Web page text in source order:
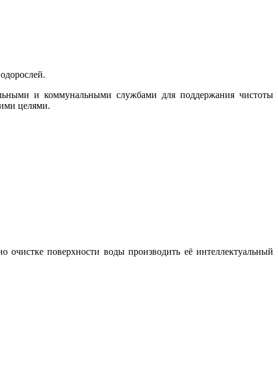
и коммунальными службами для поддержания чистоты
целями.
поверхности воды производить её интеллектуальный